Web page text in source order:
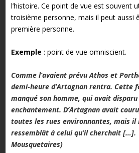
l’histoire. Ce point de vue est souvent
troisième personne, mais il peut aussi
première personne.
Exemple : point de vue omniscient.
Comme l’avaient prévu Athos et
demi-heure d’Artagnan rentra. Cette
manqué son homme, qui avait
enchantement. D’Artagnan avait
toutes les rues environnantes, mais il
ressemblât à celui qu’il cherchait […].
Mousquetaires)